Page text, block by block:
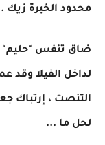
محدود الخبرة زيك
ضاق تنفس "حليم"
لداخل الفيلا وقد
التنصت ، إرتباك
لحل ما ...